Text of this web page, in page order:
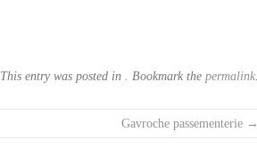
This entry was posted in . Bookmark the permalink.
Gavroche passementerie →